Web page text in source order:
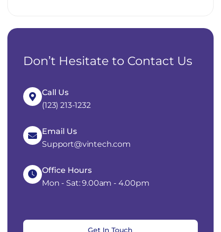
Don’t Hesitate to Contact Us
Call Us
(123) 213-1232
Email Us
Support@vintech.com
Office Hours
Mon - Sat: 9.00am - 4.00pm